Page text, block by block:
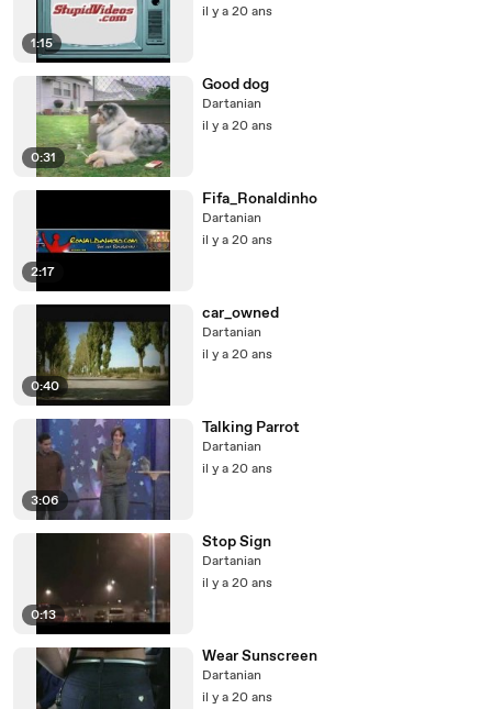
1:15
il y a 20 ans
0:31
Good dog
Dartanian
il y a 20 ans
2:17
Fifa_Ronaldinho
Dartanian
il y a 20 ans
0:40
car_owned
Dartanian
il y a 20 ans
3:06
Talking Parrot
Dartanian
il y a 20 ans
0:13
Stop Sign
Dartanian
il y a 20 ans
Wear Sunscreen
Dartanian
il y a 20 ans